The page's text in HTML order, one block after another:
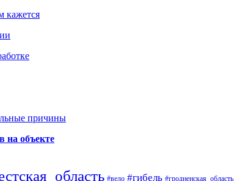
кажется
причины
на объекте
#вело #гибель #гродненская_область